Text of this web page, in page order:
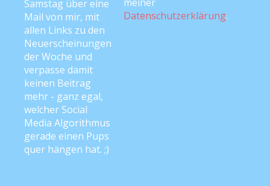
Samstag über eine
Mail von mir, mit
allen Links zu den
Neuerscheinungen
der Woche und
verpasse damit
keinen Beitrag
mehr - ganz egal,
welcher Social
Media Algorithmus
gerade einen Pups
quer hängen hat. ;)
Datenschutzerklärung.
Anke
23. November 2017 um 16:24 Uhr
Ich bin auch immernoch mächtig
begeistert! ?
Antworten
KATEGORIEN